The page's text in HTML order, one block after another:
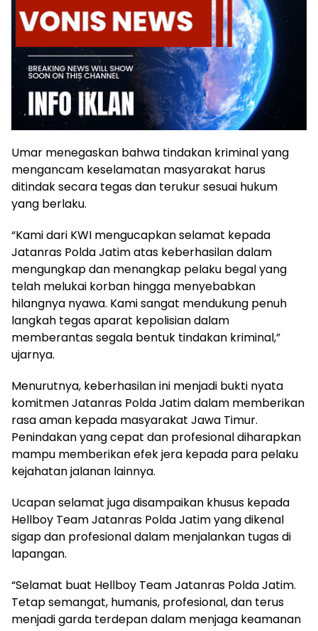
Umar menegaskan bahwa tindakan kriminal yang
mengancam keselamatan masyarakat harus
ditindak secara tegas dan terukur sesuai hukum
yang berlaku.
“Kami dari KWI mengucapkan selamat kepada
Jatanras Polda Jatim atas keberhasilan dalam
mengungkap dan menangkap pelaku begal yang
telah melukai korban hingga menyebabkan
hilangnya nyawa. Kami sangat mendukung penuh
langkah tegas aparat kepolisian dalam
memberantas segala bentuk tindakan kriminal,”
ujarnya.
Menurutnya, keberhasilan ini menjadi bukti nyata
komitmen Jatanras Polda Jatim dalam memberikan
rasa aman kepada masyarakat Jawa Timur.
Penindakan yang cepat dan profesional diharapkan
mampu memberikan efek jera kepada para pelaku
kejahatan jalanan lainnya.
Ucapan selamat juga disampaikan khusus kepada
Hellboy Team Jatanras Polda Jatim yang dikenal
sigap dan profesional dalam menjalankan tugas di
lapangan.
“Selamat buat Hellboy Team Jatanras Polda Jatim.
Tetap semangat, humanis, profesional, dan terus
menjadi garda terdepan dalam menjaga keamanan